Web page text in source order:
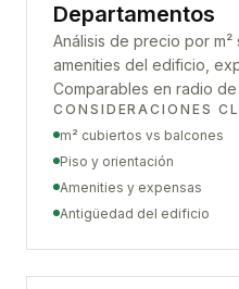
Departamentos
Análisis de precio por m²
amenities del edificio,
Comparables en radio de
CONSIDERACIONES
m² cubiertos vs balcones
Piso y orientación
Amenities y expensas
Antigüedad del edificio